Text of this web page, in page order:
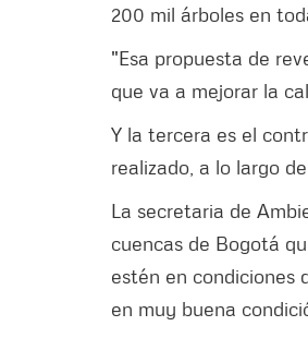
200 mil árboles en
"Esa propuesta de
que va a mejorar la
Y la tercera es el
realizado, a lo largo
La secretaria de
cuencas de Bogotá
estén en condiciones
en muy buena